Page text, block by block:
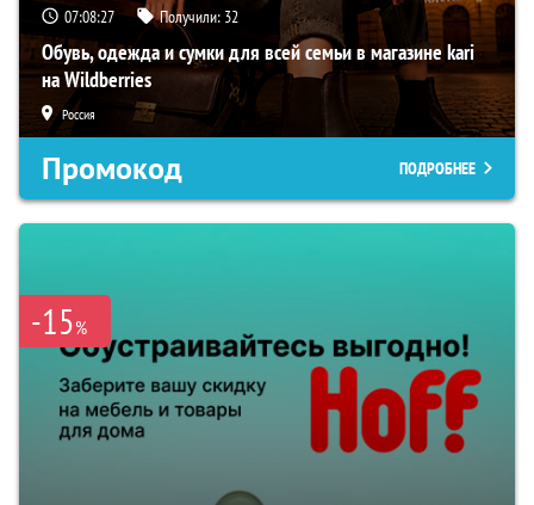
07:08:26 Получили: 32
Обувь, одежда и сумки для всей семьи в магазине kari
на Wildberries
Россия
Промокод ПОДРОБНЕЕ
-15%